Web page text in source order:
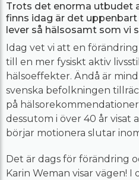
Trots det enorma utbudet
finns idag är det
lever så hälsosamt som vi
Idag vet vi att en
till en mer fysiskt aktiv
hälsoeffekter. Ändå är
svenska befolkningen
på
dessutom i över 40 år visat
börjar motionera slutar
Det är dags för förändring
Karin Weman visar vägen!